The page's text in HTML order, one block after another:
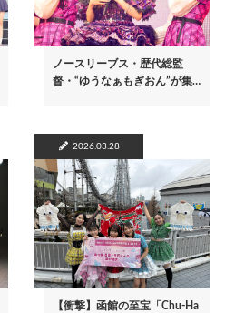
ノースリーブス・歴代総監
督・“ゆうなぁもぎおん”が集…
2026.03.28
【衝撃】函館の至宝「Chu-Ha